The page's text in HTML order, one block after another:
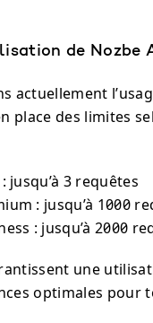
de Nozbe
actuellement
place des limites
jusqu’à 3 requêtes
: jusqu’à 1000
: jusqu’à 2000
une
optimales pour